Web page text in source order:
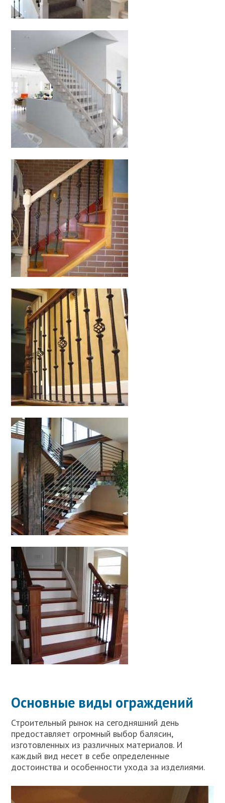
Основные виды ограждений
Строительный рынок на сегодняшний день
предоставляет огромный выбор балясин,
изготовленных из различных материалов. И
каждый вид несет в себе определенные
достоинства и особенности ухода за изделиями.